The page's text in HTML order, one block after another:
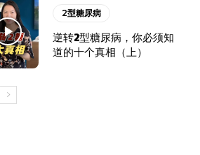
2型糖尿病
逆转2型糖尿病，你必须知
道的十个真相（上）